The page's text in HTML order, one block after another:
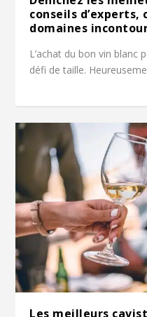
conseils
domaines
L’achat du bon vin blanc
défi de taille.
Les meilleurs